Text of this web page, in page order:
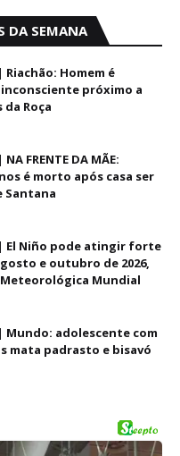
DA SEMANA
Homem é
próximo a
Roça
FRENTE DA MÃE:
é morto após casa ser
Santana
El Niño pode atingir forte
e outubro de 2026,
Mundial
Mundo: adolescente com
mata padrasto e bisavó